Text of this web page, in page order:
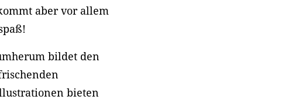
aber vor allem
bildet den
bieten